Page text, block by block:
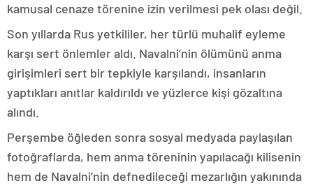
kamusal cenaze törenine izin verilmesi pek olası değil.
Son yıllarda Rus yetkililer, her türlü muhalif eyleme
karşı sert önlemler aldı. Navalni’nin ölümünü anma
girişimleri sert bir tepkiyle karşılandı, insanların
yaptıkları anıtlar kaldırıldı ve yüzlerce kişi gözaltına
alındı.
Perşembe öğleden sonra sosyal medyada paylaşılan
fotoğraflarda, hem anma töreninin yapılacağı kilisenin
hem de Navalni’nin defnedileceği mezarlığın yakınında